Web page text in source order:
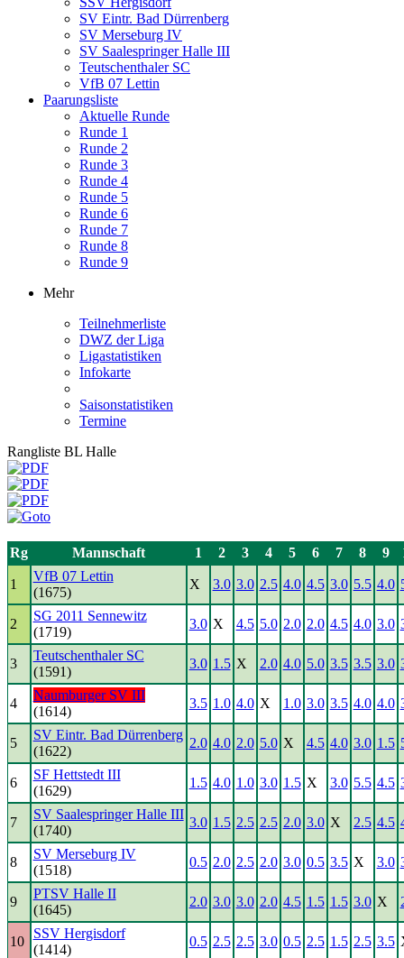
SV Eintr. Bad Dürrenberg
SV Merseburg IV
SV Saalespringer Halle III
Teutschenthaler SC
VfB 07 Lettin
Paarungsliste
Aktuelle Runde
Runde 1
Runde 2
Runde 3
Runde 4
Runde 5
Runde 6
Runde 7
Runde 8
Runde 9
Mehr
Teilnehmerliste
DWZ der Liga
Ligastatistiken
Infokarte
Saisonstatistiken
Termine
Rangliste BL Halle
Rg Mannschaft 1 2 3 4 5 6 7 8 9
1
VfB 07 Lettin
(1675)
X 3.0 3.0 2.5 4.0 4.5 3.0 5.5 4.0
2
SG 2011 Sennewitz
(1719)
3.0 X 4.5 5.0 2.0 2.0 4.5 4.0 3.0
3
Teutschenthaler SC
(1591)
3.0 1.5 X 2.0 4.0 5.0 3.5 3.5 3.0
4
Naumburger SV III
(1614)
3.5 1.0 4.0 X 1.0 3.0 3.5 4.0 4.0
5
SV Eintr. Bad Dürrenberg
(1622)
2.0 4.0 2.0 5.0 X 4.5 4.0 3.0 1.5
6
SF Hettstedt III
(1629)
1.5 4.0 1.0 3.0 1.5 X 3.0 5.5 4.5
7
SV Saalespringer Halle III
(1740)
3.0 1.5 2.5 2.5 2.0 3.0 X 2.5 4.5
8
SV Merseburg IV
(1518)
0.5 2.0 2.5 2.0 3.0 0.5 3.5 X 3.0
9
PTSV Halle II
(1645)
2.0 3.0 3.0 2.0 4.5 1.5 1.5 3.0 X
10
SSV Hergisdorf
(1414)
0.5 2.5 2.5 3.0 0.5 2.5 1.5 2.5 3.5